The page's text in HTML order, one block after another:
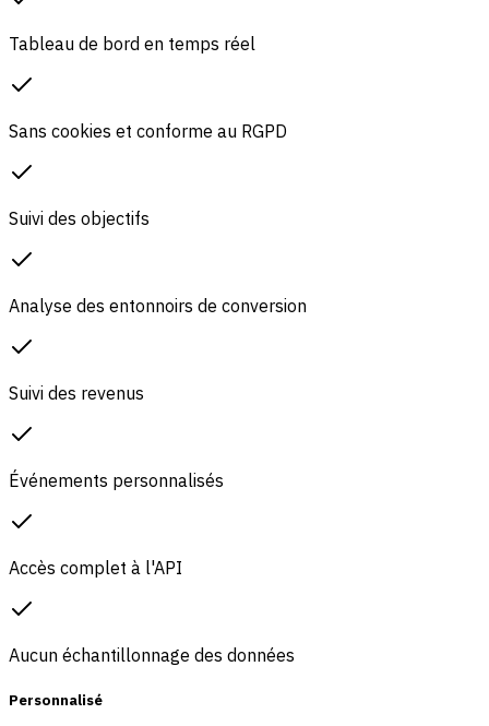
Tableau de bord en temps réel
Sans cookies et conforme au RGPD
Suivi des objectifs
Analyse des entonnoirs de conversion
Suivi des revenus
Événements personnalisés
Accès complet à l'API
Aucun échantillonnage des données
Personnalisé